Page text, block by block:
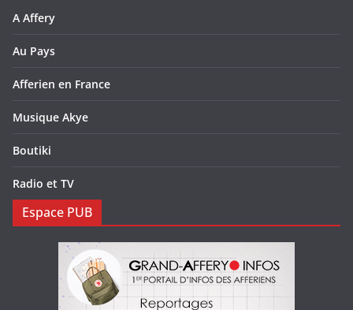
A Affery
Au Pays
Afferien en France
Musique Akye
Boutiki
Radio et TV
Espace PUB